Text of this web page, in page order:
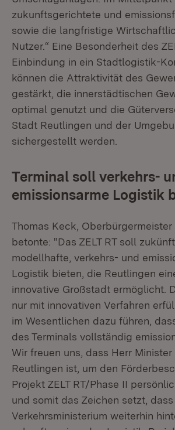
zukunftsgerichtete und
sowie die langfristige
Nutzer.“ Eine Besonderheit des
Einbindung in ein Stadtlogistik-
können die Attraktivität des
gestärkt, die innerstädtischen
optimal genutzt und die
Stadt Reutlingen und der
sichergestellt werden.
Terminal soll verkehrs-
emissionsarme Logistik
Thomas Keck, Oberbürgermeister
betonte: "Das ZELT RT soll
modellhafte, verkehrs- und
Logistik bieten, die Reutlingen
innovative Großstadt ermöglicht.
nur mit innovativen Verfahren
im Wesentlichen dazu führen,
des Terminals vollständig
Wir freuen uns, dass Herr Minister
Reutlingen ist, um den
Projekt ZELT RT/Phase II
und somit das Zeichen setzt,
Verkehrsministerium weiterhin